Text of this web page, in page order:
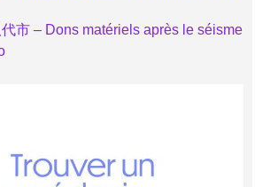
市 – Dons matériels après le séisme